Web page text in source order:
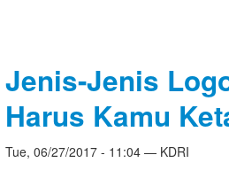
Jenis-Jenis
Harus Kamu
Tue, 06/27/2017 - 11:04 — KDRI